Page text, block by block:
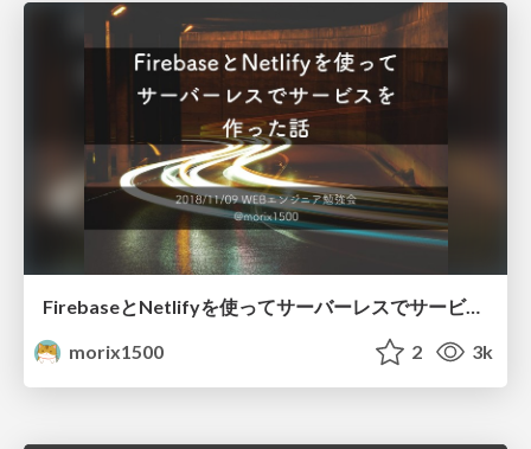
FirebaseとNetlifyを使ってサーバーレスでサービスを作った話
morix1500
2 3k